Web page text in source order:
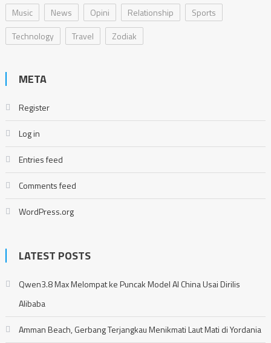
Music
News Opini Relationship
Sports
Technology
Travel Zodiak
META
Register
Log in
Entries feed
Comments feed
WordPress.org
LATEST POSTS
Qwen3.8 Max Melompat ke Puncak Model AI China Usai Dirilis
Alibaba
Amman Beach, Gerbang Terjangkau Menikmati Laut Mati di Yordania